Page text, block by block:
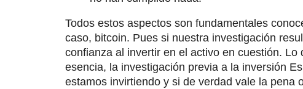
Todos estos aspectos son fundamentales
caso, bitcoin. Pues si nuestra investigación
confianza al invertir en el activo en cuestión.
esencia, la investigación previa a la inversión
estamos invirtiendo y si de verdad vale la pena